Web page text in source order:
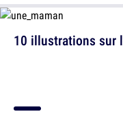
10 illustrations sur